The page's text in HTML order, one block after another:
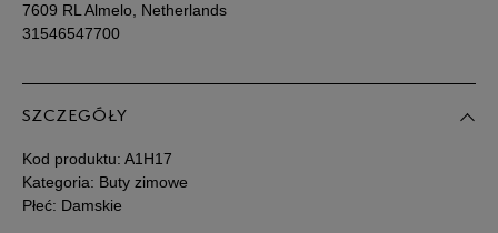
Podane w centymetrach wymiary dotyczą długości stopy.
Zobacz jak zmierzyć stopę?
7609 RL Almelo, Netherlands
31546547700
SZCZEGÓŁY
Kod produktu: A1H17
Kategoria: Buty zimowe
Płeć: Damskie